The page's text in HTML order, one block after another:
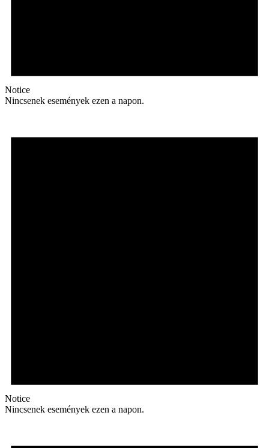
Notice
Nincsenek események ezen a napon.
Notice
Nincsenek események ezen a napon.